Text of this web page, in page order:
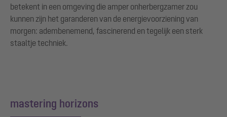
betekent in een omgeving die amper onherbergzamer zou
kunnen zijn het garanderen van de energievoorziening van
morgen: adembenemend, fascinerend en tegelijk een sterk
staaltje techniek.
mastering horizons